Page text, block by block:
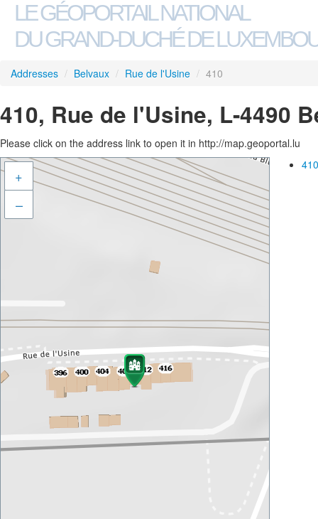
LE GÉOPORTAIL NATIONAL
DU GRAND-DUCHÉ DE
Addresses / Belvaux / Rue de l'Usine / 410
410, Rue de l'Usine, L-4490
Please click on the address link to open it in http://map.geoportal.lu
+
–